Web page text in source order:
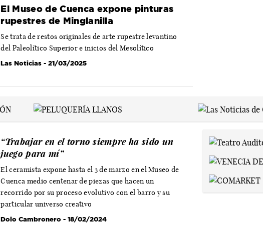
El Museo de Cuenca expone pinturas
rupestres de Minglanilla
Se trata de restos originales de arte rupestre levantino
del Paleolítico Superior e inicios del Mesolítico
Las Noticias - 21/03/2025
“Trabajar en el torno siempre ha sido un
juego para mí”
El ceramista expone hasta el 3 de marzo en el Museo de
Cuenca medio centenar de piezas que hacen un
recorrido por su proceso evolutivo con el barro y su
particular universo creativo
Dolo Cambronero - 18/02/2024